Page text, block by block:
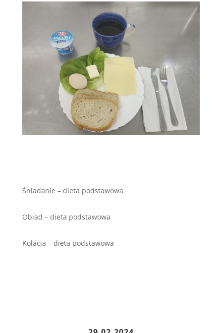
Śniadanie – dieta podstawowa
Obiad – dieta podstawowa
Kolacja – dieta podstawowa